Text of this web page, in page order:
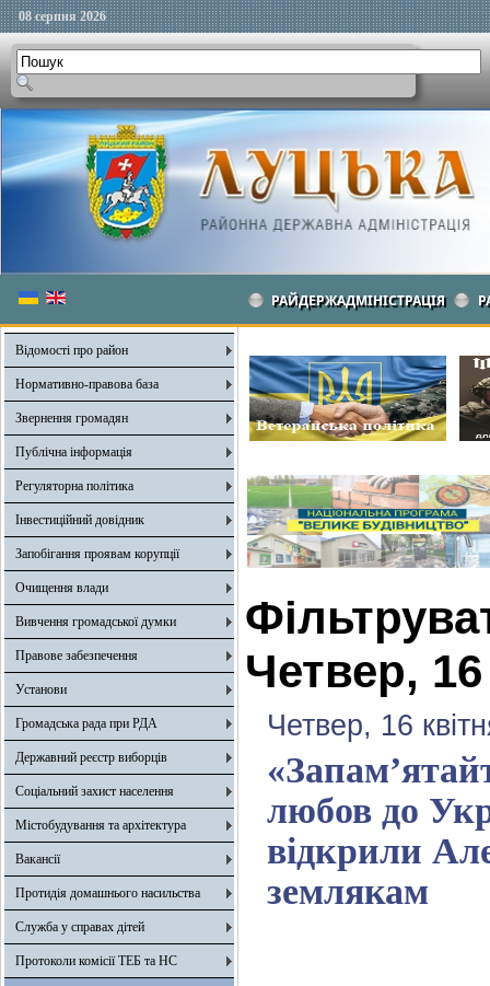
08 серпня 2026
РАЙДЕРЖАДМІНІСТРАЦІЯ
Відомості про район
Нормативно-правова база
Звернення громадян
Публічна інформація
Регуляторна політика
Інвестиційний довідник
Запобігання проявам корупції
Очищення влади
Вивчення громадської думки
Правове забезпечення
Установи
Громадська рада при РДА
Державний реєстр виборців
Соціальний захист населення
Містобудування та архітектура
Вакансії
Протидія домашнього насильства
Служба у справах дітей
Протоколи комісії ТЕБ та НС
Четвер, 16
Четвер, 16
любов до
відкрили
землякам